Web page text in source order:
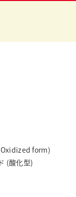
form)
(酸化型)